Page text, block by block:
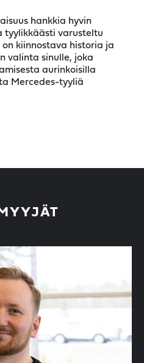
hankkia hyvin
tyylikkäästi varusteltu
on kiinnostava historia ja
valinta sinulle, joka
aurinkoisilla
Mercedes-tyyliä